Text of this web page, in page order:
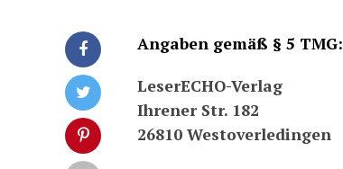
Anga­ben gemäß § 5 TMG:
Lese­r­ECHO-Ver­lag
Ihre­ner Str. 182
26810 Wes­t­ov­er­le­din­gen